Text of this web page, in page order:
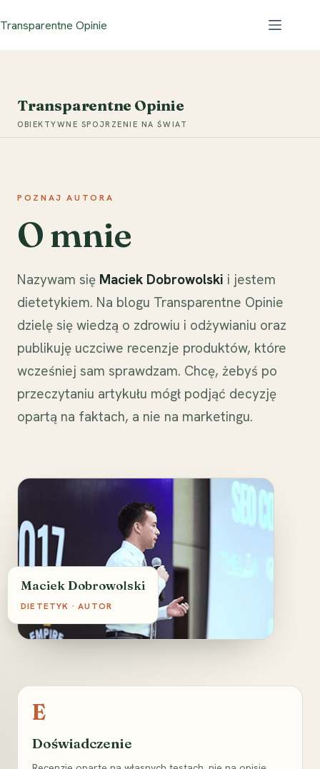
do
Transparentne Opinie
Transparentne Opinie
OBIEKTYWNE SPOJRZENIE NA ŚWIAT
POZNAJ AUTORA
O mnie
Nazywam się Maciek Dobrowolski i jestem
dietetykiem. Na blogu Transparentne Opinie
dzielę się wiedzą o zdrowiu i odżywianiu oraz
publikuję uczciwe recenzje produktów, które
wcześniej sam sprawdzam. Chcę, żebyś po
przeczytaniu artykułu mógł podjąć decyzję
opartą na faktach, a nie na marketingu.
Maciek Dobrowolski
DIETETYK · AUTOR
E
Doświadczenie